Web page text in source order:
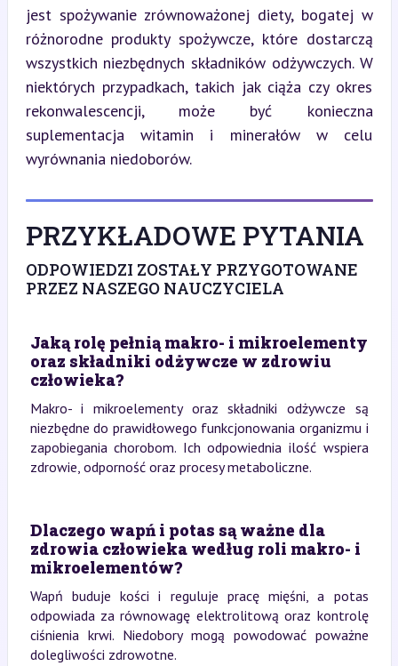
jest spożywanie zrównoważonej diety, bogatej w
różnorodne produkty spożywcze, które dostarczą
wszystkich niezbędnych składników odżywczych. W
niektórych przypadkach, takich jak ciąża czy okres
rekonwalescencji, może być konieczna
suplementacja witamin i minerałów w celu
wyrównania niedoborów.
PRZYKŁADOWE PYTANIA
ODPOWIEDZI ZOSTAŁY PRZYGOTOWANE
PRZEZ NASZEGO NAUCZYCIELA
Jaką rolę pełnią makro- i mikroelementy
oraz składniki odżywcze w zdrowiu
człowieka?
Makro- i mikroelementy oraz składniki odżywcze są
niezbędne do prawidłowego funkcjonowania organizmu i
zapobiegania chorobom. Ich odpowiednia ilość wspiera
zdrowie, odporność oraz procesy metaboliczne.
Dlaczego wapń i potas są ważne dla
zdrowia człowieka według roli makro- i
mikroelementów?
Wapń buduje kości i reguluje pracę mięśni, a potas
odpowiada za równowagę elektrolitową oraz kontrolę
ciśnienia krwi. Niedobory mogą powodować poważne
dolegliwości zdrowotne.